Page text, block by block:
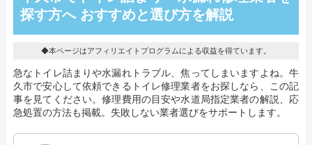
探す方へ おすすめと選び方を解説
◆本ページはアフィリエイトプログラムによる収益を得ています。
急なトイレ詰まりや水漏れトラブル、焦ってしまいますよね。牛
久市で安心して依頼できるトイレ修理業者をお探しなら、この記
事を見てください。修理費用の目安や水道局指定業者の解説、応
急処置の方法も掲載。失敗しない業者選びをサポートします。